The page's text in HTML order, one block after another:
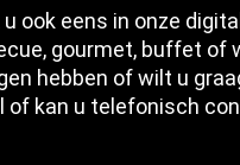
u ook eens in onze
gourmet, buffet
hebben of wilt u
of kan u telefonisch